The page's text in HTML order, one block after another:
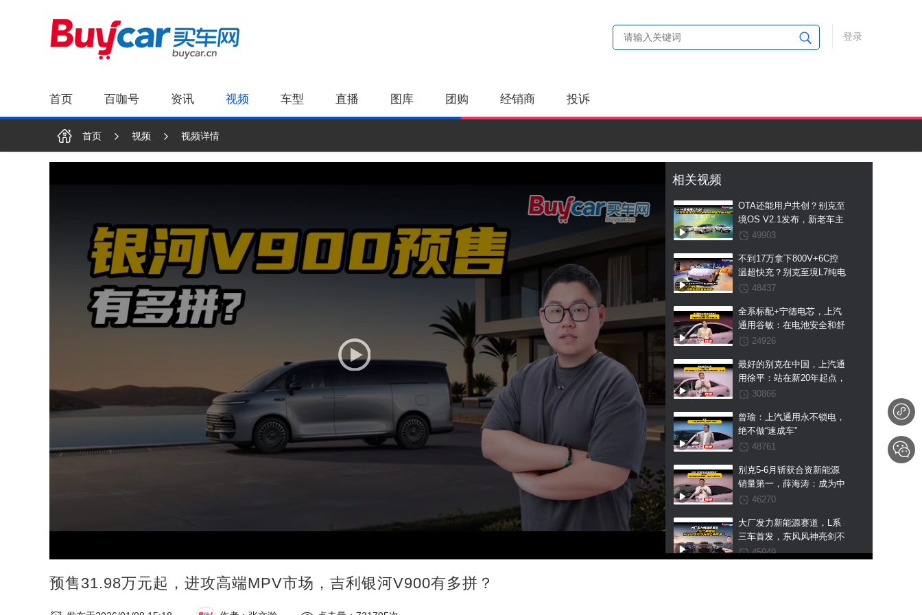
登录
首页 百咖号 资讯 视频 车型 直播 图库 团购 经销商 投诉
首页 视频 视频详情
相关视频
OTA还能用户共创？别克至
境OS V2.1发布，新老车主
一视同仁
49903
不到17万拿下800V+6C控
温超快充？别克至境L7纯电
这波国补预售权益价直接杀
48437
全系标配+宁德电芯，上汽
通用谷敏：在电池安全和舒
适上我们不搞区别
24926
最好的别克在中国，上汽通
用徐平：站在新20年起点，
至境L7纯电是我们交出的第
30866
曾瑜：上汽通用永不锁电，
绝不做“速成车”
48761
别克5-6月斩获合资新能源
销量第一，薛海涛：成为中
国市场新能源第一是我们未
46270
大厂发力新能源赛道，L系
三车首发，东风风神亮剑不
做“速成车”！
45949
预售31.98万元起，进攻高端MPV市场，吉利银河V900有多拼？